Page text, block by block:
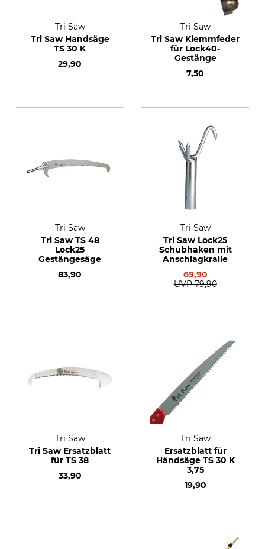
Tri Saw
Tri Saw Handsäge
TS 30 K
29,90
Tri Saw
Tri Saw Klemmfeder
für Lock40-
Gestänge
7,50
Tri Saw
Tri Saw TS 48
Lock25
Gestängesäge
83,90
Tri Saw
Tri Saw Lock25
Schubhaken mit
Anschlagkralle
69,90
UVP 79,90
Tri Saw
Tri Saw Ersatzblatt
für TS 38
33,90
Tri Saw
Ersatzblatt für
Händsäge TS 30 K
3,75
19,90